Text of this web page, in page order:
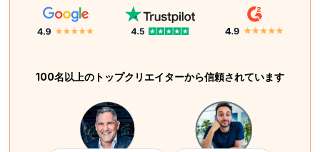
100名以上のトップクリエイターから信頼されています